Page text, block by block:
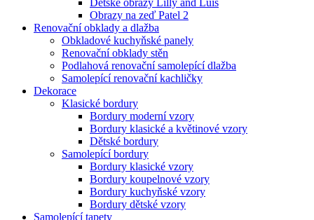
Obrazy na zeď Patel 2
Renovační obklady a dlažba
Obkladové kuchyňské panely
Renovační obklady stěn
Podlahová renovační samolepící dlažba
Samolepící renovační kachličky
Dekorace
Klasické bordury
Bordury moderní vzory
Bordury klasické a květinové vzory
Dětské bordury
Samolepící bordury
Bordury klasické vzory
Bordury koupelnové vzory
Bordury kuchyňské vzory
Bordury dětské vzory
Samolepící tapety